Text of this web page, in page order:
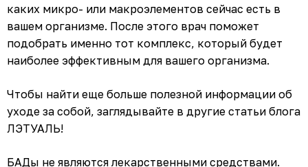
каких микро- или макроэлементов сейчас есть в
вашем организме. После этого врач поможет
подобрать именно тот комплекс, который будет
наиболее эффективным для вашего организма.
Чтобы найти еще больше полезной информации об
уходе за собой, заглядывайте в другие статьи блога
ЛЭТУАЛЬ!
БАДы не являются лекарственными средствами.